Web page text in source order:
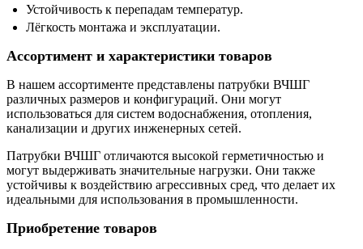
Устойчивость к перепадам температур.
Лёгкость монтажа и эксплуатации.
Ассортимент и характеристики товаров
В нашем ассортименте представлены патрубки ВЧШГ
различных размеров и конфигураций. Они могут
использоваться для систем водоснабжения, отопления,
канализации и других инженерных сетей.
Патрубки ВЧШГ отличаются высокой герметичностью и
могут выдерживать значительные нагрузки. Они также
устойчивы к воздействию агрессивных сред, что делает их
идеальными для использования в промышленности.
Приобретение товаров